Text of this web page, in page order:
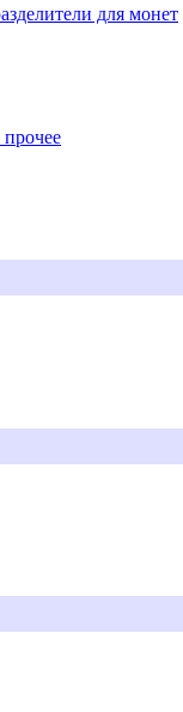
для монет